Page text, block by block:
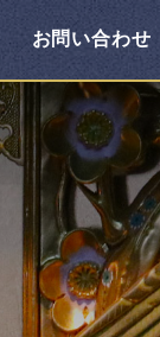
お問い合わせ